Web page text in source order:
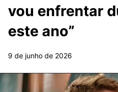
vou enfrentar
este ano”
9 de junho de 2026